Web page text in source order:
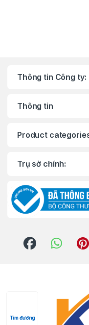
Thông tin Công ty:
Thông tin
Product
Trụ sở chính:
Tìm đường